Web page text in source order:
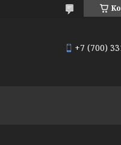
+7 (700)